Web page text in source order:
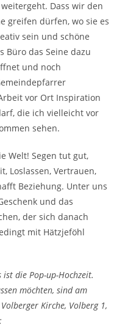
weitergeht. Dass wir den
greifen dürfen, wo sie es
sein und schöne
Büro das Seine dazu
und noch
vor Ort Inspiration
die ich vielleicht vor
sehen.
Welt! Segen tut gut,
Loslassen, Vertrauen,
Beziehung. Unter uns
und das
der sich danach
mit Hätzjeföhl
ist die Pop-up-Hochzeit.
möchten, sind am
Kirche, Volberg 1,